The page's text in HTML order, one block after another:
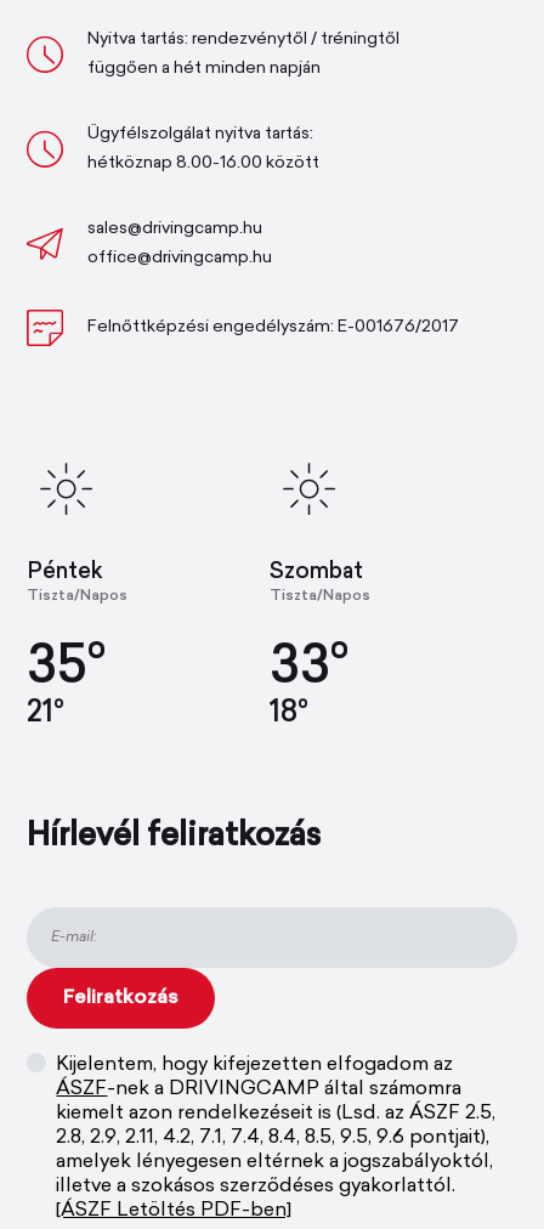
Nyitva tartás: rendezvénytől / tréningtől
függően a hét minden napján
Ügyfélszolgálat nyitva tartás:
hétköznap 8.00-16.00 között
sales@drivingcamp.hu
office@drivingcamp.hu
Felnőttképzési engedélyszám: E-001676/2017
Péntek
Tiszta/Napos
35°
21°
Szombat
Tiszta/Napos
33°
18°
Hírlevél feliratkozás
Kijelentem, hogy kifejezetten elfogadom az
ÁSZF-nek a DRIVINGCAMP által számomra
kiemelt azon rendelkezéseit is (Lsd. az ÁSZF 2.5,
2.8, 2.9, 2.11, 4.2, 7.1, 7.4, 8.4, 8.5, 9.5, 9.6 pontjait),
amelyek lényegesen eltérnek a jogszabályoktól,
illetve a szokásos szerződéses gyakorlattól.
[ÁSZF Letöltés PDF-ben]